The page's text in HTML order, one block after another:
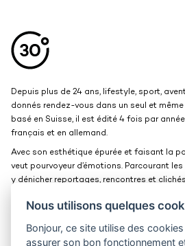
Depuis plus de 24 ans, lifestyle, sport,
donnés rendez-vous dans un seul et
basé en Suisse, il est édité 4 fois par
français et en allemand.
Avec son esthétique épurée et faisant la
veut pourvoyeur d’émotions. Parcourant
y dénicher reportages, rencontres et
Nous utilisons quelques
Bonjour, ce site utilise des
assurer son bon fonctionnement